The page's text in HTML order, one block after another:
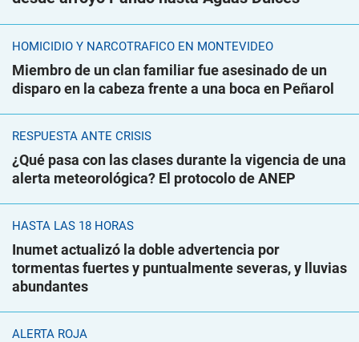
HOMICIDIO Y NARCOTRÁFICO EN MONTEVIDEO
Miembro de un clan familiar fue asesinado de un
disparo en la cabeza frente a una boca en Peñarol
RESPUESTA ANTE CRISIS
¿Qué pasa con las clases durante la vigencia de una
alerta meteorológica? El protocolo de ANEP
HASTA LAS 18 HORAS
Inumet actualizó la doble advertencia por
tormentas fuertes y puntualmente severas, y lluvias
abundantes
ALERTA ROJA